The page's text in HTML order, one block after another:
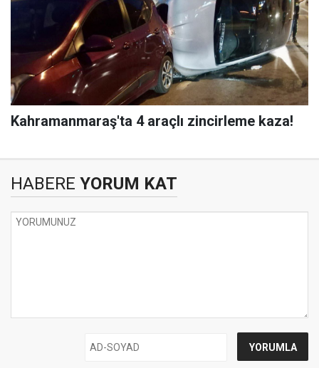
Kahramanmaraş'ta 4 araçlı zincirleme kaza!
HABERE YORUM KAT